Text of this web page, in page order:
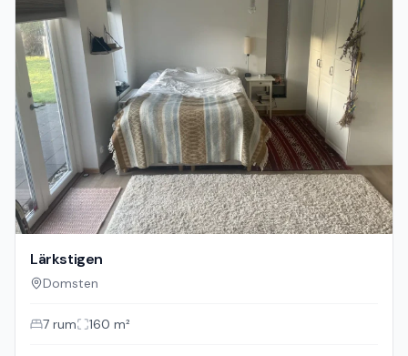
Lärkstigen
Domsten
7 rum 160 m²